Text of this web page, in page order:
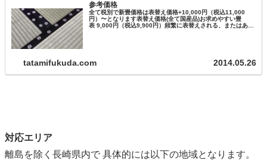
参考価格
全て税別で新畳価格は表替え価格+10,000円（税込11,000
円）〜となります表替え価格(全て国産品)お求めやすい畳
表 9,000円（税込9,900円）頻繁に表替えされる、またはあま
tatamifukuda.com 2014.05.26
対応エリア
離島を除く長崎県内で 具体的には以下の地域となります。